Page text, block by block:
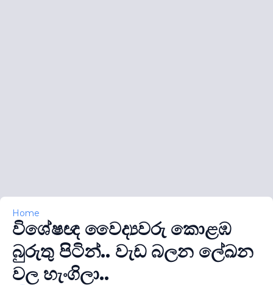
Home
විශේෂඥ වෛද්‍යවරු කොළඹ
බුරුතු පිටින්.. වැඩ බලන ලේඛන
වල හැංගිලා..